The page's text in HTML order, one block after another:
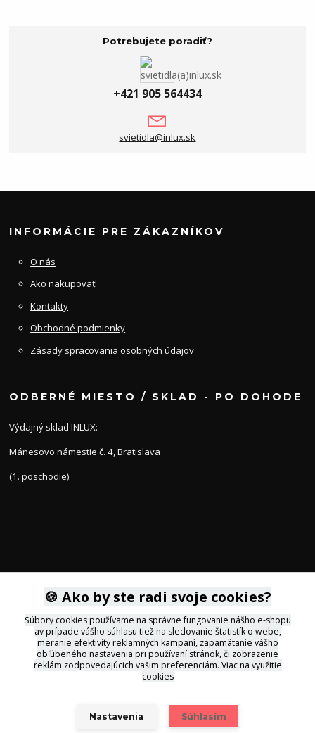
Potrebujete poradiť?
+421 905 564434
svietidla@inlux.sk
INFORMÁCIE PRE ZÁKAZNÍKOV
O nás
Ako nakupovať
Kontakty
Obchodné podmienky
Zásady spracovania osobných údajov
ODBERNÉ MIESTO / SKLAD - PO DOHODE
Výdajný sklad INLUX:
Mánesovo námestie č. 4, Bratislava
(1. poschodie)
KONTAKTY
+421 905 564434
svietidla@inlux.sk
🍪 Ako by ste radi svoje cookies?
Súbory cookies používame na správne fungovanie nášho e-shopu
av prípade vášho súhlasu tiež na sledovanie štatistík o webe,
meranie efektivity reklamných kampaní, zapamätanie vášho
obľúbeného nastavenia pri používaní stránok, či zobrazenie
reklám zodpovedajúcich vašim preferenciám. Viac na využitie
cookies
Nastavenia Súhlasím